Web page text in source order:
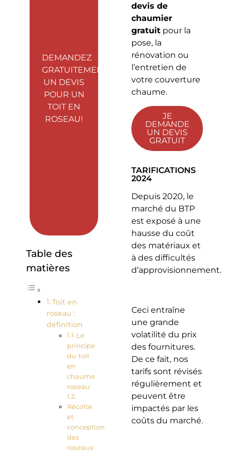
DEMANDEZ
GRATUITEMENT
UN DEVIS
POUR UN
TOIT EN
ROSEAU!
Table des
matières
Toit en
roseau :
définition
Le
principe
du toit
en
chaume
roseau
Récolte
et
conception
des
roseaux
devis de
chaumier
gratuitpour la
pose, la
rénovation ou
l’entretien de
votre couverture
chaume.
JE
DEMANDE
UN DEVIS
GRATUIT
TARIFICATIONS
2024
Depuis 2020, le
marché du BTP
est exposé à une
hausse du coût
des matériaux et
à des difficultés
d’approvisionnement.
Ceci entraîne
une grande
volatilité du prix
des fournitures.
De ce fait, nos
tarifs sont révisés
régulièrement et
peuvent être
impactés par les
coûts du marché.